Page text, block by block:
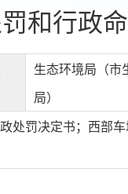
和行政
生态环境局（市
局）
处罚决定书；西部